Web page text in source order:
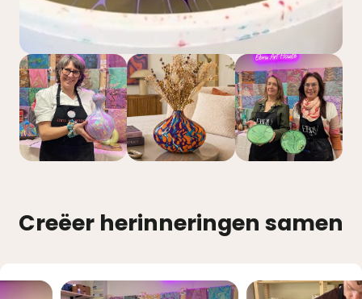
Creëer herinneringen samen